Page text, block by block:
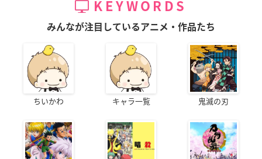
KEYWORDS
みんなが注目しているアニメ・作品たち
ちいかわ キャラ一覧 鬼滅の刃